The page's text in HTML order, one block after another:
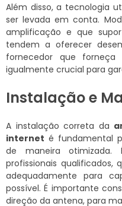
Além disso, a tecnologia
ser levada em conta.
amplificação e que
tendem a oferecer
fornecedor que
igualmente crucial para
Instalação e
A instalação correta da
internet é fundamental
de maneira otimizada.
profissionais qualificados,
adequadamente para
possível. É importante
direção da antena, para